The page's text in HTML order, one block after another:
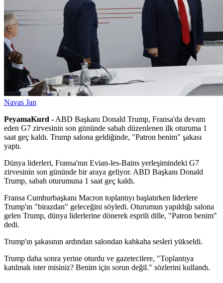
Navas Jan
PeyamaKurd - ABD Başkanı Donald Trump, Fransa'da devam
eden G7 zirvesinin son gününde sabah düzenlenen ilk oturuma 1
saat geç kaldı. Trump salona geldiğinde, "Patron benim" şakası
yaptı.
Dünya liderleri, Fransa'nın Evian-les-Bains yerleşimindeki G7
zirvesinin son gününde bir araya geliyor. ABD Başkanı Donald
Trump, sabah oturumuna 1 saat geç kaldı.
Fransa Cumhurbaşkanı Macron toplantıyı başlatırken liderlere
Trump'ın "birazdan" geleceğini söyledi. Oturumun yapıldığı salona
gelen Trump, dünya liderlerine dönerek esprili dille, "Patron benim"
dedi.
Trump'ın şakasının ardından salondan kahkaha sesleri yükseldi.
Trump daha sonra yerine oturdu ve gazetecilere, "Toplantıya
katılmak ister misiniz? Benim için sorun değil." sözlerini kullandı.